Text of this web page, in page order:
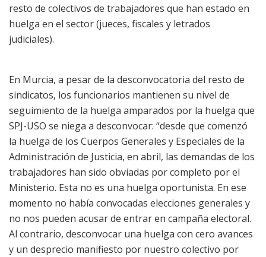
resto de colectivos de trabajadores que han estado en
huelga en el sector (jueces, fiscales y letrados
judiciales).
En Murcia, a pesar de la desconvocatoria del resto de
sindicatos, los funcionarios mantienen su nivel de
seguimiento de la huelga amparados por la huelga que
SPJ-USO se niega a desconvocar: “desde que comenzó
la huelga de los Cuerpos Generales y Especiales de la
Administración de Justicia, en abril, las demandas de los
trabajadores han sido obviadas por completo por el
Ministerio. Esta no es una huelga oportunista. En ese
momento no había convocadas elecciones generales y
no nos pueden acusar de entrar en campaña electoral.
Al contrario, desconvocar una huelga con cero avances
y un desprecio manifiesto por nuestro colectivo por